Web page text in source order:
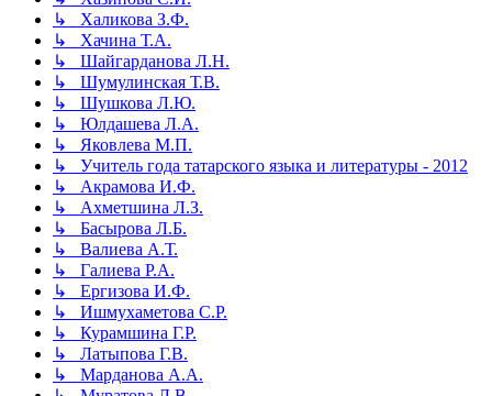
↳ Халикова З.Ф.
↳ Хачина Т.А.
↳ Шайгарданова Л.Н.
↳ Шумулинская Т.В.
↳ Шушкова Л.Ю.
↳ Юлдашева Л.А.
↳ Яковлева М.П.
↳ Учитель года татарского языка и литературы - 2012
↳ Акрамова И.Ф.
↳ Ахметшина Л.З.
↳ Басырова Л.Б.
↳ Валиева А.Т.
↳ Галиева Р.А.
↳ Ергизова И.Ф.
↳ Ишмухаметова С.Р.
↳ Курамшина Г.Р.
↳ Латыпова Г.В.
↳ Марданова А.А.